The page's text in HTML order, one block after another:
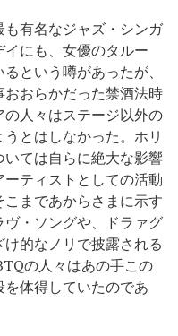
有名なジャズ・シンガ
にも、女優のタルー
という噂があったが、
おらかだった禁酒法時
人々はステージ以外の
とはしなかった。ホリ
ては自らに絶大な影響
ティストとしての活動
まであからさまに示す
・ソングや、ドラァグ
的なノリで披露される
の人々はあの手この
体得していたのであ